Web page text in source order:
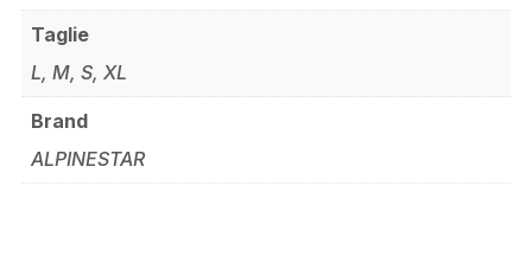
Taglie
L, M, S, XL
Brand
ALPINESTAR